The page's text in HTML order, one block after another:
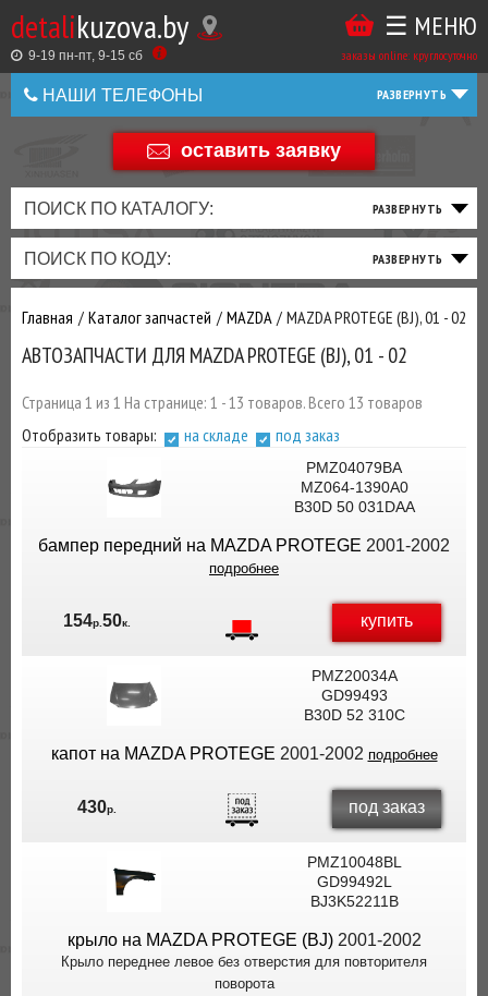
detalikuzova.by
9-19 пн-пт, 9-15 cб заказы online: круглосуточно
☰ МЕНЮ
НАШИ ТЕЛЕФОНЫ
+375 44 586 05 44
оставить заявку
ПОИСК ПО КАТАЛОГУ:
ПОИСК ПО КОДУ:
Главная Каталог запчастей MAZDA MAZDA PROTEGE (BJ), 01 - 02
АВТОЗАПЧАСТИ ДЛЯ MAZDA PROTEGE (BJ), 01 - 02
Страница 1 из 1 На странице: 1 - 13 товаров. Всего 13 товаров
Отобразить товары:
на складе под заказ
PMZ04079BA
MZ064-1390A0
B30D 50 031DAA
бампер передний на MAZDA PROTEGE 2001-2002
подробнее
154р. 50к. купить
PMZ20034A
GD99493
B30D 52 310C
капот на MAZDA PROTEGE 2001-2002 подробнее
430р. под заказ
PMZ10048BL
GD99492L
BJ3K52211B
крыло на MAZDA PROTEGE (BJ)2001-2002
Крыло переднее левое без отверстия для повторителя
поворота
Купить
в
1
Беларусь
+375
+375
ТАКЖЕ
ВЫ
МОЖЕТЕ
У
ЗАКАЗАТЬ
ДОБАВИВ
РАСХОДНИКИ,
ЗАПЧАСТИ К
ЗАКАЗУ ЧЕРЕЗ